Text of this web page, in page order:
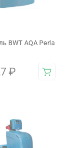
BWT AQA Perla
₽